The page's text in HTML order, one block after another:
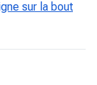
sur la bout